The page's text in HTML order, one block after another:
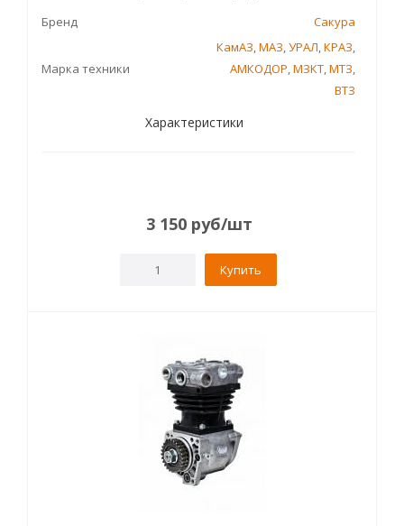
Бренд Сакура
Марка техники
КамАЗ,МАЗ,УРАЛ,КРАЗ,
АМКОДОР,МЗКТ,МТЗ,
ВТЗ
Характеристики
3 150руб/шт
Купить